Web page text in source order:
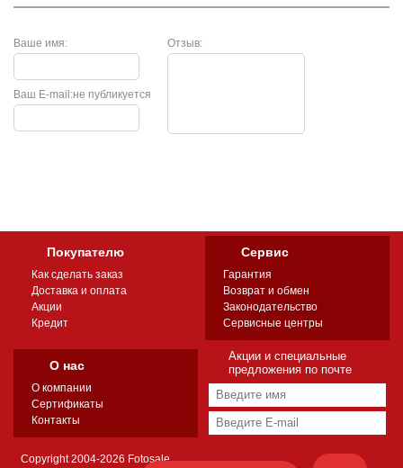
Ваше имя: Отзыв:
не публикуется
Ваш E-mail:
Покупателю
Как сделать заказ
Доставка и оплата
Акции
Кредит
Сервис
Гарантия
Возврат и обмен
Законодательство
Сервисные центры
О нас
О компании
Сертификаты
Контакты
Акции и специальные
предложения по почте
Copyright 2004-2026 Fotosale